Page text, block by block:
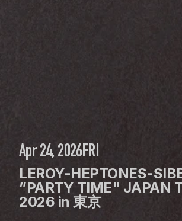
Apr 24, 2026FRI
LEROY-HEPTONES-
”PARTY TIME" JAPAN
2026 in 東京